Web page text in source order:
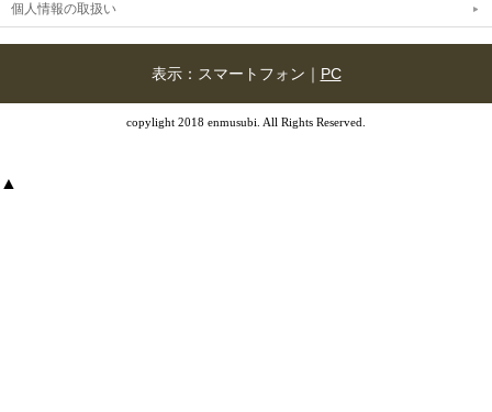
個人情報の取扱い
表示：スマートフォン｜ PC
copylight 2018 enmusubi. All Rights Reserved.
▲